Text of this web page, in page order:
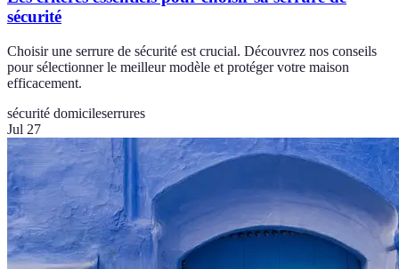
sécurité
Choisir une serrure de sécurité est crucial. Découvrez nos conseils
pour sélectionner le meilleur modèle et protéger votre maison
efficacement.
sécurité domicileserrures
Jul 27